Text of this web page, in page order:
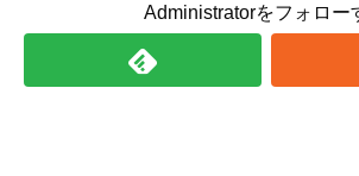
Administratorをフォロー